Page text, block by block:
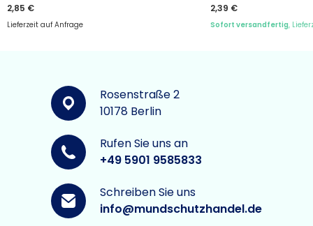
2,85 €
Lieferzeit auf Anfrage
2,39 €
Sofort versandfertig,
Rosenstraße 2
10178 Berlin
Rufen Sie uns an
+49 5901 9585833
Schreiben Sie uns
info@mundschutzhandel.de